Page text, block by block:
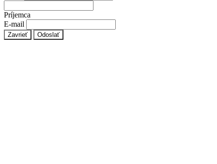
Príjemca
E-mail
Zavrieť Odoslať